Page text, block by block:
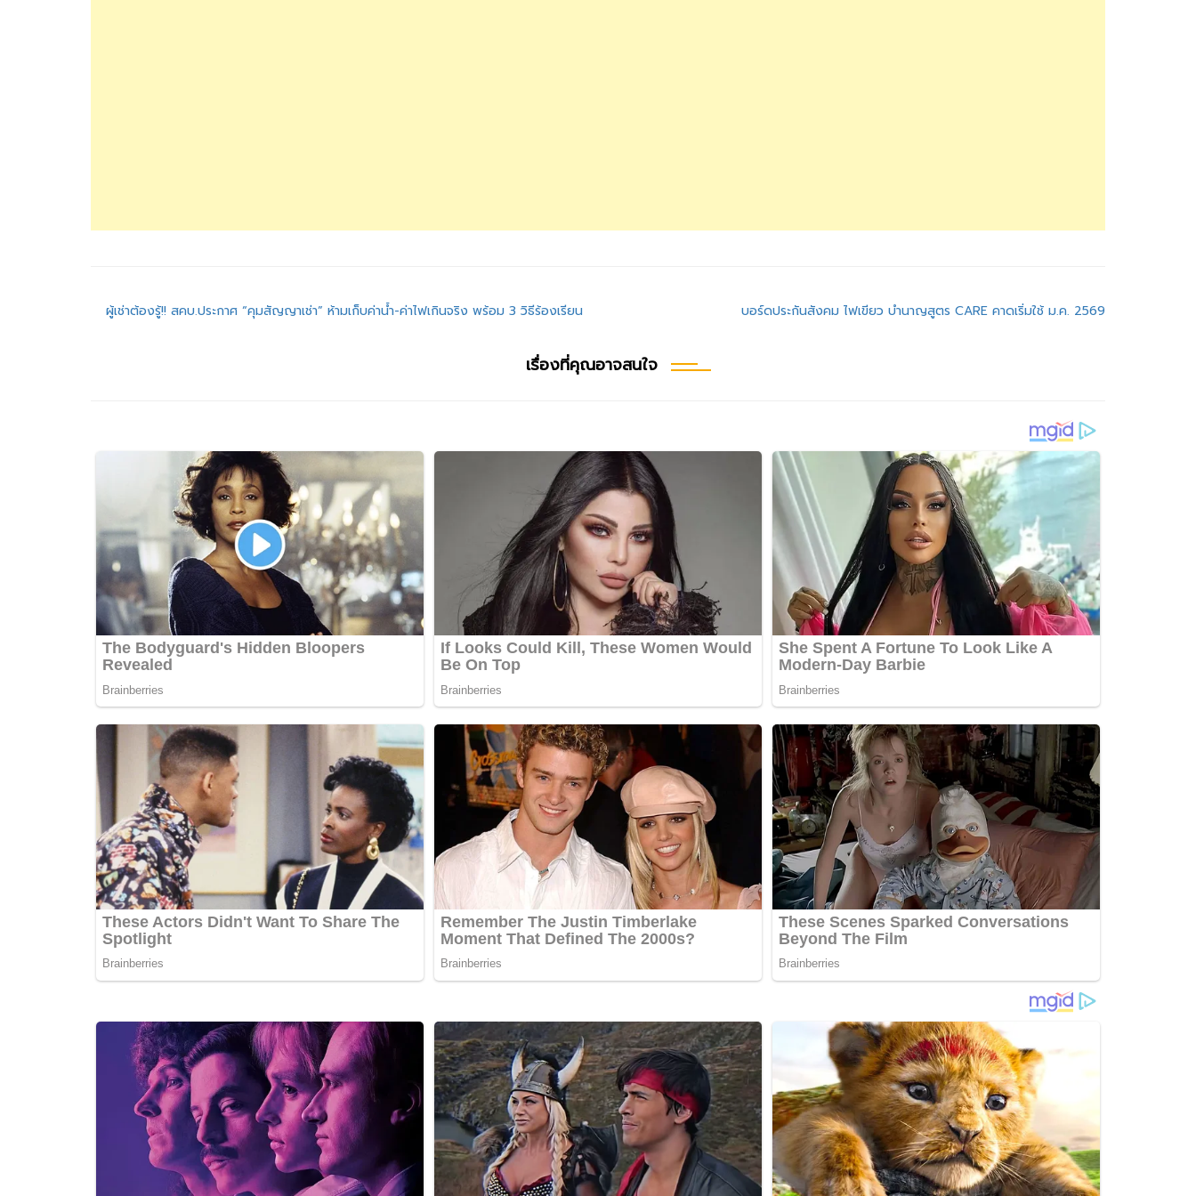
แนะแนว
ผู้เช่าต้องรู้!! สคบ.ประกาศ “คุมสัญญาเช่า” ห้ามเก็บค่าน้ำ-ค่าไฟเกินจริง พร้อม 3 วิธีร้องเรียน บอร์ดประกันสังคม ไฟเขียว บำนาญสูตร CARE คาดเริ่มใช้ ม.ค. 2569
เรื่องที่คุณอาจสนใจ